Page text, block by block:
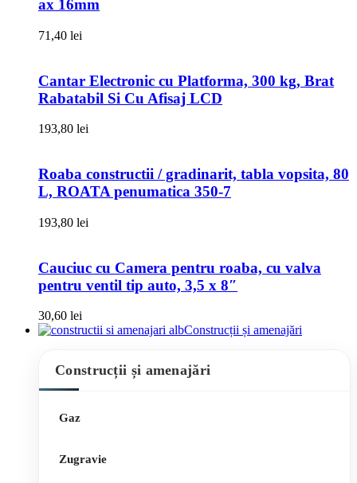
ax 16mm
71,40 lei
Cantar Electronic cu Platforma, 300 kg, Brat
Rabatabil Si Cu Afisaj LCD
193,80 lei
Roaba constructii / gradinarit, tabla vopsita, 80
L, ROATA penumatica 350-7
193,80 lei
Cauciuc cu Camera pentru roaba, cu valva
pentru ventil tip auto, 3,5 x 8″
30,60 lei
Construcții și amenajări
Construcții și amenajări
Gaz
Zugravie